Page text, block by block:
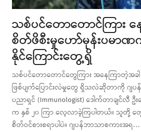
သစ်ပင်တောတောင်ကြား န
စိတ်ဖိစီးမှုဟော်မုန်းပမာဏကို
နိုင်ကြောင်းတွေ့ရှိ
သစ်ပင်တောတောင်တွေကြား အနေကြာတဲ့အ
ဖြစ်ပျက်ပြောင်းလဲမှုတွေ ရှိသလဲဆိုတာကို ဂျပ
ပညာရှင် (Immunologist) ဒေါက်တာချင်
က နှစ် ၂၀ ကြာ လေ့လာခဲ့ကြပါတယ်။ သူတို့
စိတ်ဝင်စားစရာပါပဲ။ ဂျပန်ဘာသာစကားအရ…